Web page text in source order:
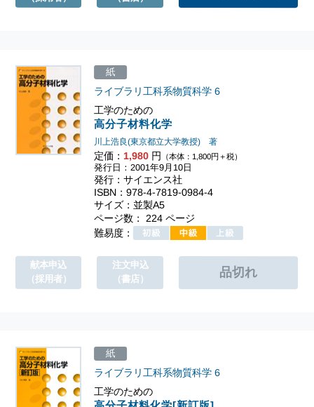
工学のための
高分子材料化学
ライブラリ工科系物質科学 6
川上浩良(東京都立大学教授) 著
定価： 1,980 円 （本体：1,800円＋税）
紙
発行日：2001年9月10日
発行：サイエンス社
ISBN：978-4-7819-0984-4
サイズ：並製A5
ページ数： 224 ページ
難易度：
献本申込
（採用者）
注文申込
（書店）
工学のための
ライブラリ工科系物質科学 6
紙